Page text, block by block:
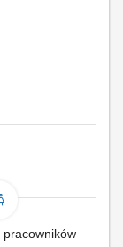
pracowników